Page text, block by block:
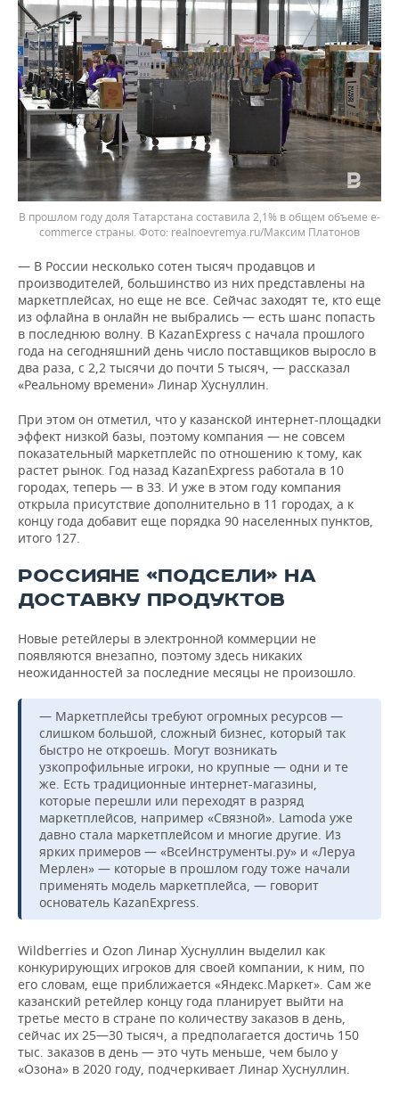
В прошлом году доля Татарстана составила 2,1% в общем объеме e-
commerce страны.
realnoevremya.ru/Максим Платонов
— В России несколько сотен тысяч продавцов и
производителей, большинство из них представлены на
маркетплейсах, но еще не все. Сейчас заходят те, кто еще
из офлайна в онлайн не выбрались — есть шанс попасть
в последнюю волну. В KazanExpress с начала прошлого
года на сегодняшний день число поставщиков выросло в
два раза, с 2,2 тысячи до почти 5 тысяч, — рассказал
«Реальному времени» Линар Хуснуллин.
При этом он отметил, что у казанской интернет-площадки
эффект низкой базы, поэтому компания — не совсем
показательный маркетплейс по отношению к тому, как
растет рынок. Год назад KazanExpress работала в 10
городах, теперь — в 33. И уже в этом году компания
открыла присутствие дополнительно в 11 городах, а к
концу года добавит еще порядка 90 населенных пунктов,
итого 127.
РОССИЯНЕ «ПОДСЕЛИ» НА
ДОСТАВКУ ПРОДУКТОВ
Новые ретейлеры в электронной коммерции не
появляются внезапно, поэтому здесь никаких
неожиданностей за последние месяцы не произошло.
— Маркетплейсы требуют огромных ресурсов —
слишком большой, сложный бизнес, который так
быстро не откроешь. Могут возникать
узкопрофильные игроки, но крупные — одни и те
же. Есть традиционные интернет-магазины,
которые перешли или переходят в разряд
маркетплейсов, например «Связной». Lamoda уже
давно стала маркетплейсом и многие другие. Из
ярких примеров — «ВсеИнструменты.ру» и «Леруа
Мерлен» — которые в прошлом году тоже начали
применять модель маркетплейса, — говорит
основатель KazanExpress.
Wildberries и Ozon Линар Хуснуллин выделил как
конкурирующих игроков для своей компании, к ним, по
его словам, еще приближается «Яндекс.Маркет». Сам же
казанский ретейлер концу года планирует выйти на
третье место в стране по количеству заказов в день,
сейчас их 25—30 тысяч, а предполагается достичь 150
тыс. заказов в день — это чуть меньше, чем было у
«Озона» в 2020 году, подчеркивает Линар Хуснуллин.